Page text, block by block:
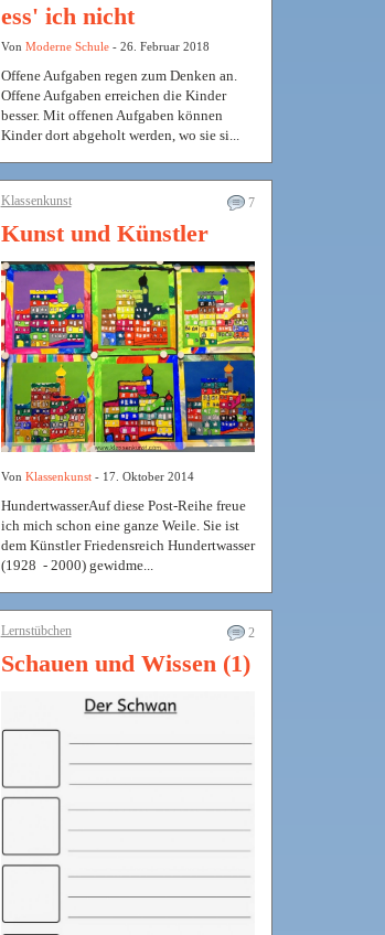
ess' ich nicht
Von Moderne Schule- 26. Februar 2018
Offene Aufgaben regen zum Denken an.
Offene Aufgaben erreichen die Kinder
besser. Mit offenen Aufgaben können
Kinder dort abgeholt werden, wo sie si...
7
Klassenkunst
Kunst und Künstler
Von Klassenkunst- 17. Oktober 2014
HundertwasserAuf diese Post-Reihe freue
ich mich schon eine ganze Weile. Sie ist
dem Künstler Friedensreich Hundertwasser
(1928 - 2000) gewidme...
2
Lernstübchen
Schauen und Wissen (1)